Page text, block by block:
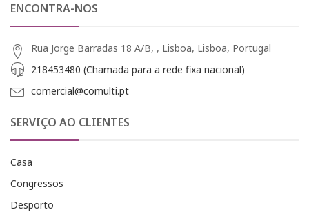
ENCONTRA-NOS
Rua Jorge Barradas 18 A/B, , Lisboa, Lisboa, Portugal
218453480 (Chamada para a rede fixa nacional)
comercial@comulti.pt
SERVIÇO AO CLIENTES
Casa
Congressos
Desporto